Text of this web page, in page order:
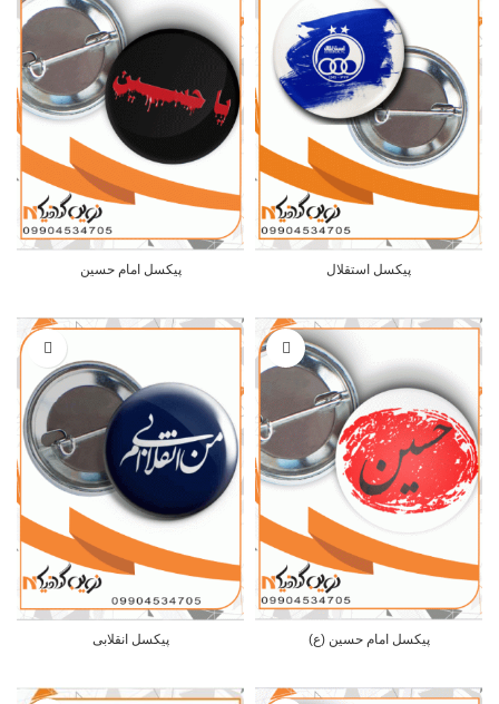
پیکسل استقلال پیکسل امام حسین
پیکسل امام حسین (ع) پیکسل انقلابی